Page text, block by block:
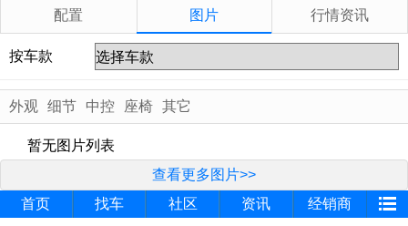
配置 图片 行情资讯
按车款
外观 细节 中控 座椅 其它
暂无图片列表
查看更多图片>>
首页
找车 社区 资讯 经销商